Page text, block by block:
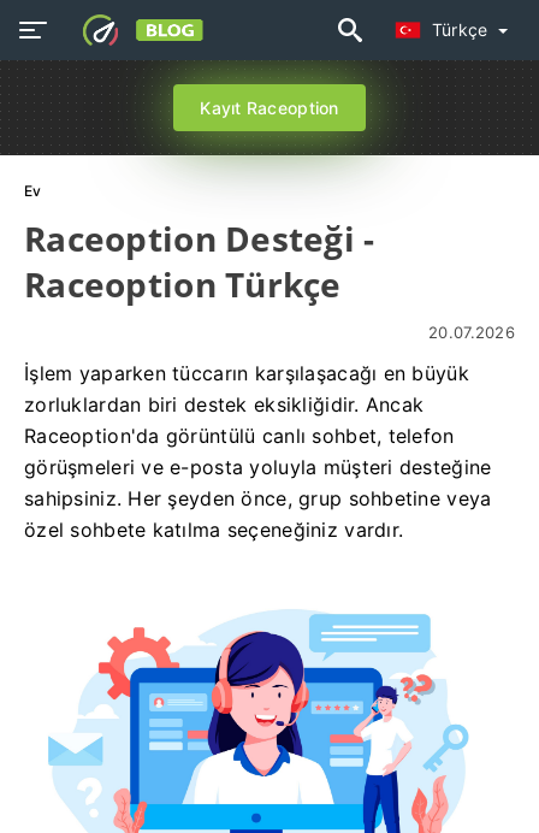
Türkçe
Kayıt Raceoption
Ev
Raceoption Desteği -
Raceoption Türkçe
20.07.2026
İşlem yaparken tüccarın karşılaşacağı en büyük
zorluklardan biri destek eksikliğidir. Ancak
Raceoption'da görüntülü canlı sohbet, telefon
görüşmeleri ve e-posta yoluyla müşteri desteğine
sahipsiniz. Her şeyden önce, grup sohbetine veya
özel sohbete katılma seçeneğiniz vardır.